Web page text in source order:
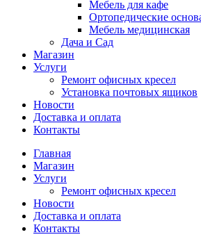
Мебель для кафе
Ортопедические
Мебель медицинская
Дача и Сад
Магазин
Услуги
Ремонт офисных кресел
Установка почтовых ящиков
Новости
Доставка и оплата
Контакты
Главная
Магазин
Услуги
Ремонт офисных кресел
Новости
Доставка и оплата
Контакты